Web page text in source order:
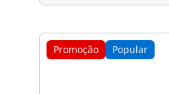
Promoção Popular